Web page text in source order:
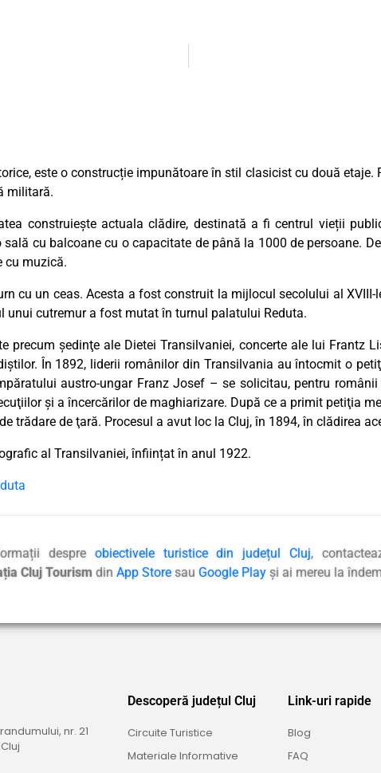
este o construcție impunătoare în stil clasicist cu două etaje.
militară.
construiește actuala clădire, destinată a fi centrul vieții
cu balcoane cu o capacitate de până la 1000 de persoane.
cu muzică.
cu un ceas. Acesta a fost construit la mijlocul secolului al
cutremur a fost mutat în turnul palatului Reduta.
precum şedinţe ale Dietei Transilvaniei, concerte ale lui Frantz
În 1892, liderii românilor din Transilvania au întocmit o
austro-ungar Franz Josef – se solicitau, pentru
şi a încercărilor de maghiarizare. După ce a primit petiţia
trădare de ţară. Procesul a avut loc la Cluj, în 1894, în clădirea
al Transilvaniei, înființat în anul 1922.
despre obiectivele turistice din județul Cluj,
Cluj Tourism din App Store sau Google Play și ai mereu la
nr. 21
Descoperă județul Cluj
Circuite Turistice
Materiale Informative
Link-uri rapide
Blog
FAQ